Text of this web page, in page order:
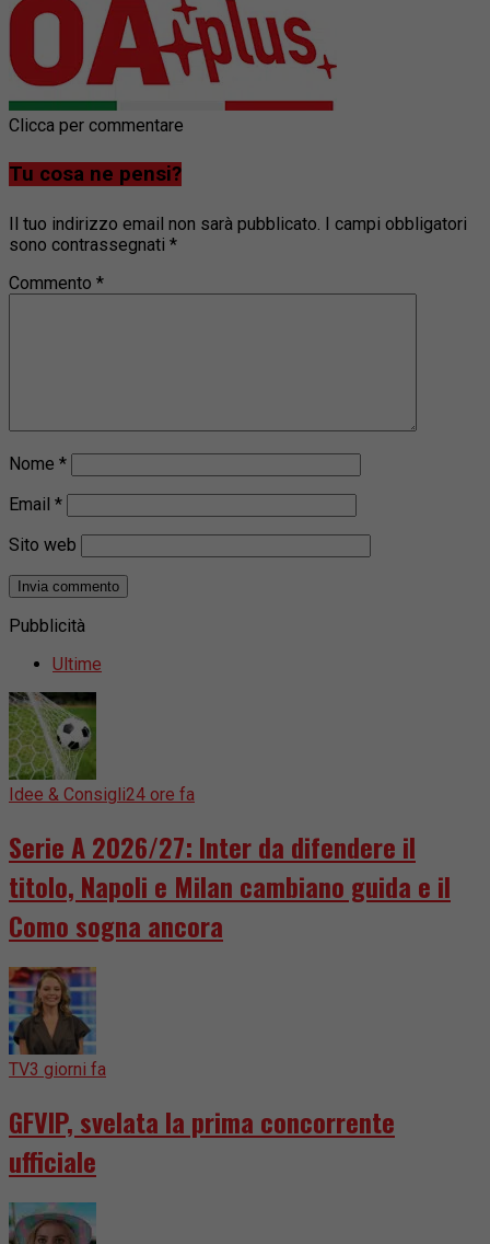
Clicca per commentare
Tu cosa ne pensi?
Il tuo indirizzo email non sarà pubblicato.
I campi obbligatori
sono contrassegnati *
Commento *
Nome *
Email *
Sito web
Pubblicità
Ultime
Idee & Consigli24 ore fa
Serie A 2026/27: Inter da difendere il
titolo, Napoli e Milan cambiano guida e il
Como sogna ancora
TV3 giorni fa
GFVIP, svelata la prima concorrente
ufficiale